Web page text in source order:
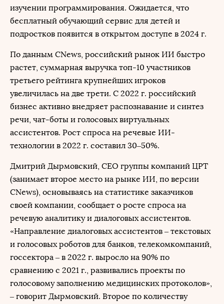
изучении программирования. Ожидается, что
бесплатный обучающий сервис для детей и
подростков появится в открытом доступе в 2024 г.
По данным CNews, российский рынок ИИ быстро
растет, суммарная выручка топ-10 участников
третьего рейтинга крупнейших игроков
увеличилась на две трети. С 2022 г. российский
бизнес активно внедряет распознавание и синтез
речи, чат-боты и голосовых виртуальных
ассистентов. Рост спроса на речевые ИИ-
технологии в 2022 г. составил 30–50%.
Дмитрий Дырмовский, CEO группы компаний ЦРТ
(занимает второе место на рынке ИИ, по версии
CNews), основываясь на статистике заказчиков
своей компании, сообщает о росте спроса на
речевую аналитику и диалоговых ассистентов.
«Направление диалоговых ассистентов – текстовых
и голосовых роботов для банков, телекомкомпаний,
госсектора – в 2022 г. выросло на 90% по
сравнению с 2021 г., развивались проекты по
голосовому заполнению медицинских протоколов»,
– говорит Дырмовский. Второе по количеству